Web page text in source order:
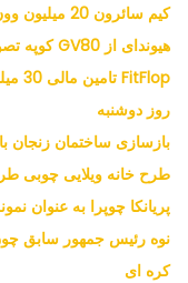
کیم سائرون 20 میلیون وون DUI جریمه شد
هیوندای از GV80 کوپه تصویری عجیب از یورک رونمایی کرد
FitFlop تامین مالی 30 میلیون دلاری را تضمین می کند
روز دوشنبه
بازسازی ساختمان زنجان
طرح خانه ویلایی چوبی
پریانکا چوپرا به عنوان
نوه رئیس جمهور سابق چون از قربانیان
کره ای